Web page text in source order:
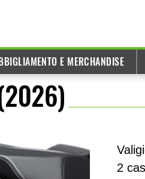
E MERCHANDISE
2